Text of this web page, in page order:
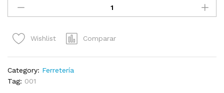
Trifáscico
Saco
Wishlist Comparar
Category: Ferretería
Tag: 001